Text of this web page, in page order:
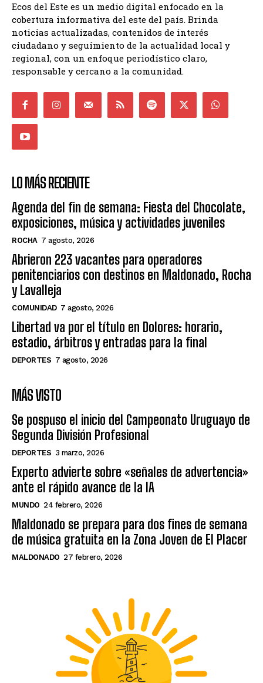
Ecos del Este es un medio digital enfocado en la
cobertura informativa del este del país. Brinda
noticias actualizadas, contenidos de interés
ciudadano y seguimiento de la actualidad local y
regional, con un enfoque periodístico claro,
responsable y cercano a la comunidad.
LO MÁS RECIENTE
Agenda del fin de semana: Fiesta del Chocolate,
exposiciones, música y actividades juveniles
ROCHA 7 agosto, 2026
Abrieron 223 vacantes para operadores
penitenciarios con destinos en Maldonado, Rocha
y Lavalleja
COMUNIDAD 7 agosto, 2026
Libertad va por el título en Dolores: horario,
estadio, árbitros y entradas para la final
DEPORTES 7 agosto, 2026
MÁS VISTO
Se pospuso el inicio del Campeonato Uruguayo de
Segunda División Profesional
DEPORTES 3 marzo, 2026
Experto advierte sobre «señales de advertencia»
ante el rápido avance de la IA
MUNDO 24 febrero, 2026
Maldonado se prepara para dos fines de semana
de música gratuita en la Zona Joven de El Placer
MALDONADO 27 febrero, 2026